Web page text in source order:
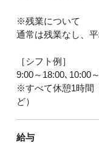
※残業について
通常は残業なし、
［シフト例］
9:00～18:00､10:00
※すべて休憩1時間
ど）
給与